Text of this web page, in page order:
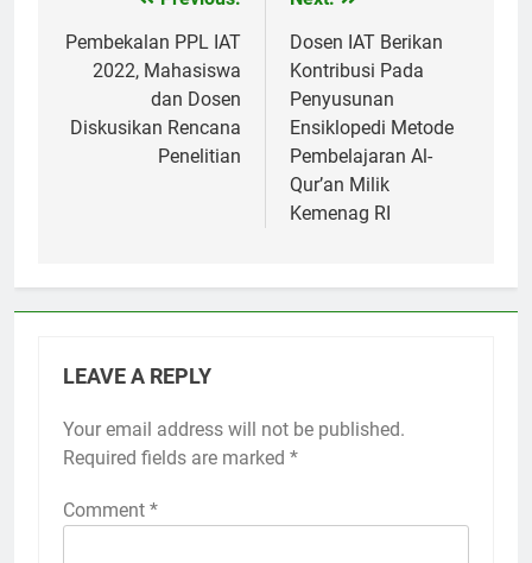
navigation
Pembekalan PPL IAT
2022, Mahasiswa
dan Dosen
Diskusikan Rencana
Penelitian
Dosen IAT Berikan
Kontribusi Pada
Penyusunan
Ensiklopedi Metode
Pembelajaran Al-
Qur’an Milik
Kemenag RI
LEAVE A REPLY
Your email address will not be published.
Required fields are marked *
Comment *